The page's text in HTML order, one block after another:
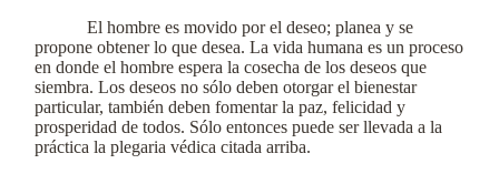
El hombre es movido por el deseo; planea y se
propone obtener lo que desea. La vida humana es un proceso
en donde el hombre espera la cosecha de los deseos que
siembra. Los deseos no sólo deben otorgar el bienestar
particular, también deben fomentar la paz, felicidad y
prosperidad de todos. Sólo entonces puede ser llevada a la
práctica la plegaria védica citada arriba.